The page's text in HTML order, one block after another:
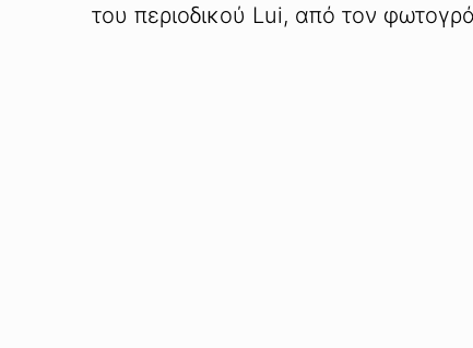
του περιοδικού Lui, από τον